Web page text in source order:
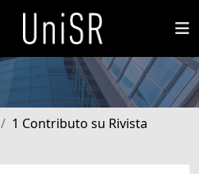
1 Contributo su Rivista